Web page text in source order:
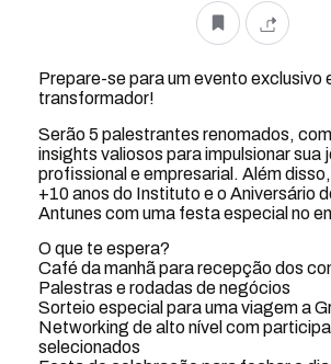
Prepare-se para um evento exclusivo
transformador!
Serão 5 palestrantes renomados,
insights valiosos para impulsionar sua
profissional e empresarial. Além
+10 anos do Instituto e o Aniversário
Antunes com uma festa especial no
O que te espera?
Café da manhã para recepção dos
Palestras e rodadas de negócios
Sorteio especial para uma viagem a
Networking de alto nível com
selecionados